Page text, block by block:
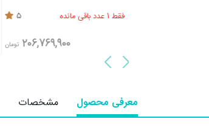
فقط 1 عدد باقی مانده 5
206,769,900 تومان
معرفی محصول مشخصات